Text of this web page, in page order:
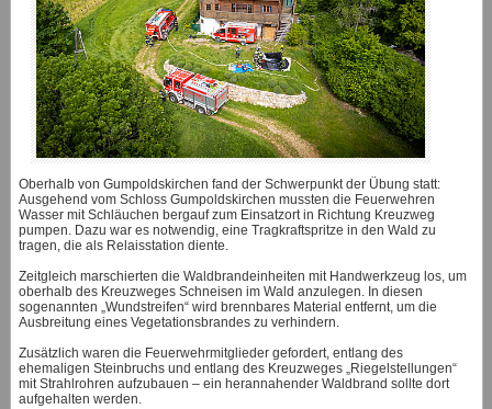
Oberhalb von Gumpoldskirchen fand der Schwerpunkt der Übung statt:
Ausgehend vom Schloss Gumpoldskirchen mussten die Feuerwehren
Wasser mit Schläuchen bergauf zum Einsatzort in Richtung Kreuzweg
pumpen. Dazu war es notwendig, eine Tragkraftspritze in den Wald zu
tragen, die als Relaisstation diente.
Zeitgleich marschierten die Waldbrandeinheiten mit Handwerkzeug los, um
oberhalb des Kreuzweges Schneisen im Wald anzulegen. In diesen
sogenannten „Wundstreifen“ wird brennbares Material entfernt, um die
Ausbreitung eines Vegetationsbrandes zu verhindern.
Zusätzlich waren die Feuerwehrmitglieder gefordert, entlang des
ehemaligen Steinbruchs und entlang des Kreuzweges „Riegelstellungen“
mit Strahlrohren aufzubauen – ein herannahender Waldbrand sollte dort
aufgehalten werden.